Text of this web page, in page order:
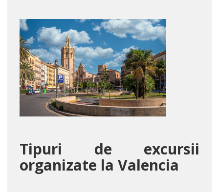
Tipuri de excursii
organizate la Valencia